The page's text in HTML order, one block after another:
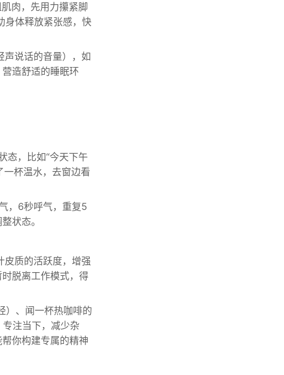
肉，先用力攥紧脚
身体释放紧张感，快
说话的音量），如
造舒适的睡眠环
态，比如“今天下午
一杯温水，去窗边看
，6秒呼气，重复5
状态。
皮质的活跃度，增强
脱离工作模式，得
）、闻一杯热咖啡的
注当下，减少杂
你构建专属的精神